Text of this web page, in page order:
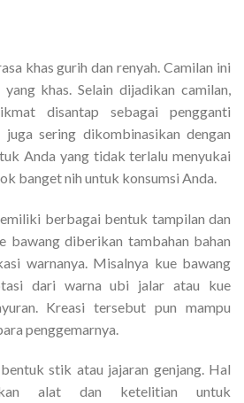
khas gurih dan renyah. Camilan ini
khas. Selain dijadikan camilan,
disantap sebagai pengganti
sering dikombinasikan dengan
Anda yang tidak terlalu menyukai
banget nih untuk konsumsi Anda.
berbagai bentuk tampilan dan
bawang diberikan tambahan bahan
warnanya. Misalnya kue bawang
dari warna ubi jalar atau kue
Kreasi tersebut pun mampu
penggemarnya.
stik atau jajaran genjang. Hal
alat dan ketelitian untuk